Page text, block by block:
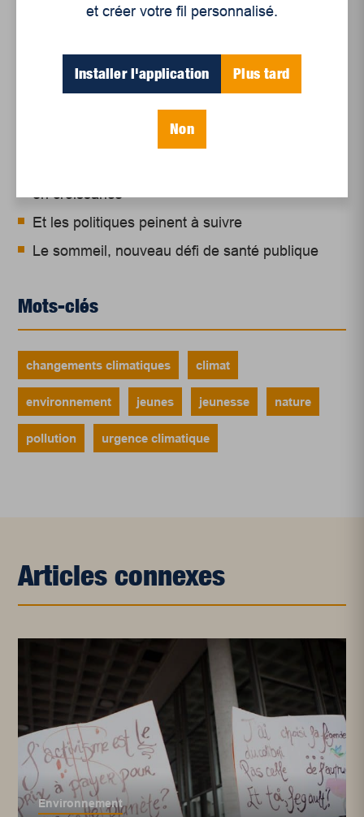
Un siècle de Mauriciennes dans la presse
en croissance
Et les politiques peinent à suivre
Le sommeil, nouveau défi de santé publique
Mots-clés
changements climatiques climat
environnement jeunes jeunesse nature
pollution urgence climatique
Articles connexes
Environnement
et créer votre fil personnalisé.
Installer l'application Plus tard
Non